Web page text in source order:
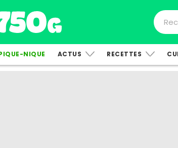
NIQUE ACTUS RECETTES